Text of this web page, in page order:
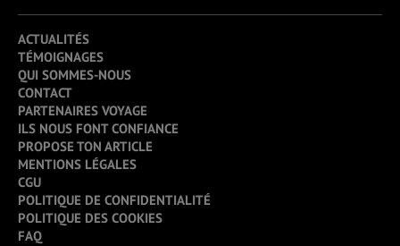
ACTUALITÉS
TÉMOIGNAGES
QUI SOMMES-NOUS
CONTACT
PARTENAIRES VOYAGE
ILS NOUS FONT CONFIANCE
PROPOSE TON ARTICLE
MENTIONS LÉGALES
CGU
POLITIQUE DE CONFIDENTIALITÉ
POLITIQUE DES COOKIES
FAQ